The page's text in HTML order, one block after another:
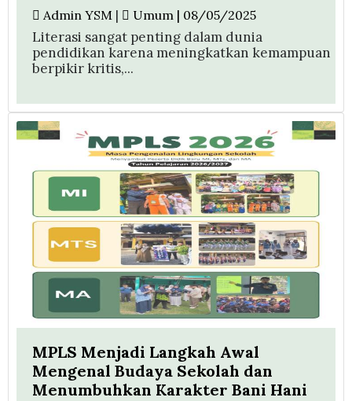
Admin YSM | Umum | 08/05/2025
Literasi sangat penting dalam dunia
pendidikan karena meningkatkan kemampuan
berpikir kritis,...
MPLS Menjadi Langkah Awal
Mengenal Budaya Sekolah dan
Menumbuhkan Karakter Bani Hani